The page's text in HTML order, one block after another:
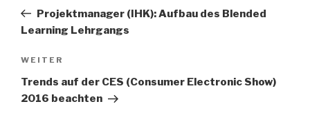
Beitrag
Projektmanager (IHK): Aufbau des Blended
Learning Lehrgangs
Nächster
Beitrag
WEITER
Trends auf der CES (Consumer Electronic Show)
2016 beachten